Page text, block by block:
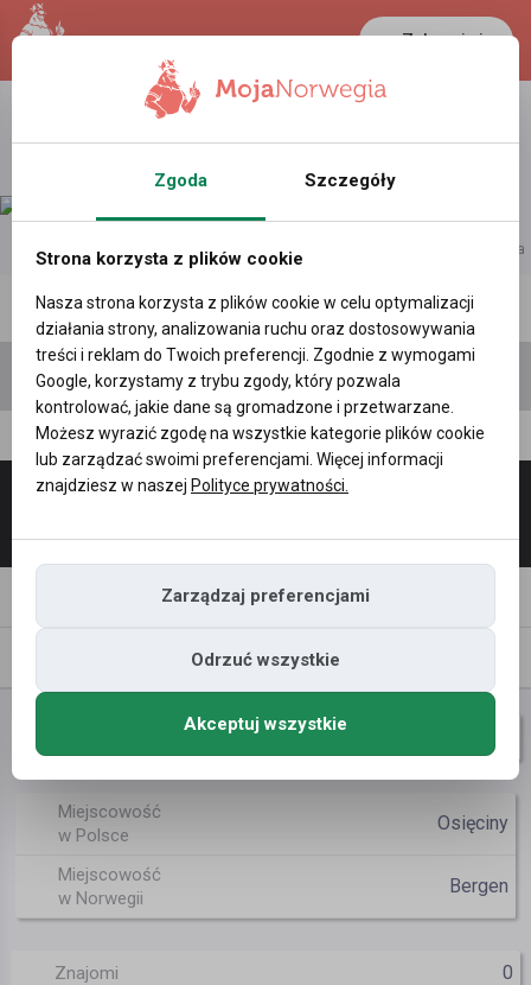
Zaloguj się
LANCASTER
28.5 °C 0.3892 PLN
reklama
Polecane profile Filtr wyszukiwań
Daniel Rosinski, (15 l.)
Zaproś
Nazwa użytkownika
Miejscowość
w Polsce
Osięciny
Miejscowość
w Norwegii
Bergen
Znajomi 0
Zgoda Szczegóły
Strona korzysta z plików cookie
Nasza strona korzysta z plików cookie w celu optymalizacji
działania strony, analizowania ruchu oraz dostosowywania
treści i reklam do Twoich preferencji. Zgodnie z wymogami
Google, korzystamy z trybu zgody, który pozwala
kontrolować, jakie dane są gromadzone i przetwarzane.
Możesz wyrazić zgodę na wszystkie kategorie plików cookie
lub zarządzać swoimi preferencjami. Więcej informacji
znajdziesz w naszej Polityce prywatności.
Zarządzaj preferencjami
Odrzuć wszystkie
Akceptuj wszystkie